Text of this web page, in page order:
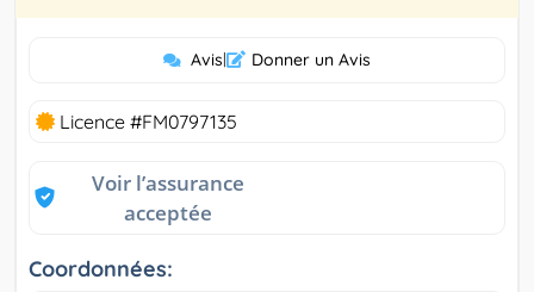
Avis| Donner un Avis
Licence #FM0797135
Voir l’assurance
acceptée
Coordonnées: